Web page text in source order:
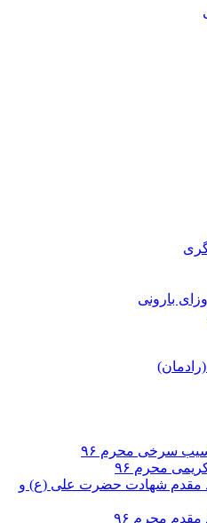
بارونی
سرخی محرم ۹۶
محرم ۹۶
مقدم شهادت حضرت علی (ع) و
محرم ۹۶